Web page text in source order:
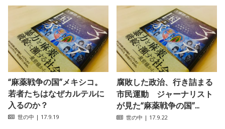
“麻薬戦争の国”メキシコ。
若者たちはなぜカルテルに
入るのか？
世の中 | 17.9.19
腐敗した政治、行き詰まる
市民運動 ジャーナリスト
が見た“麻薬戦争の国”...
世の中 | 17.9.22